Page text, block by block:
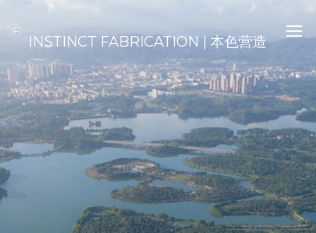
INSTINCT FABRICATION | 本色营造